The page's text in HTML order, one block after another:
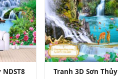
Tranh 3D Sơn Thủy NDST12